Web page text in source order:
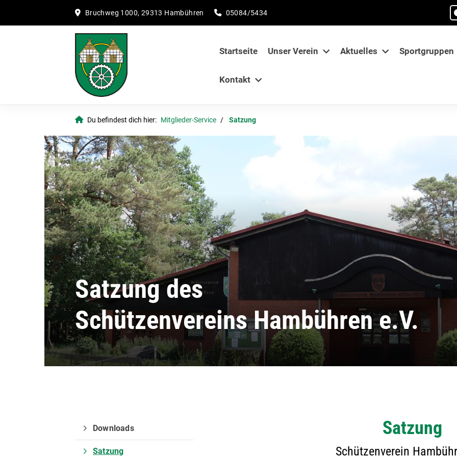
Bruchweg 1000, 29313 Hambühren 05084/5434
Startseite Unser Verein Aktuelles Sportgruppen
Kontakt
Du befindest dich hier: Mitglieder-Service Satzung
Satzung des
Schützenvereins Hambühren e.V.
Satzung
Schützenverein
Downloads
Satzung
Schützenverein
Unser Verein